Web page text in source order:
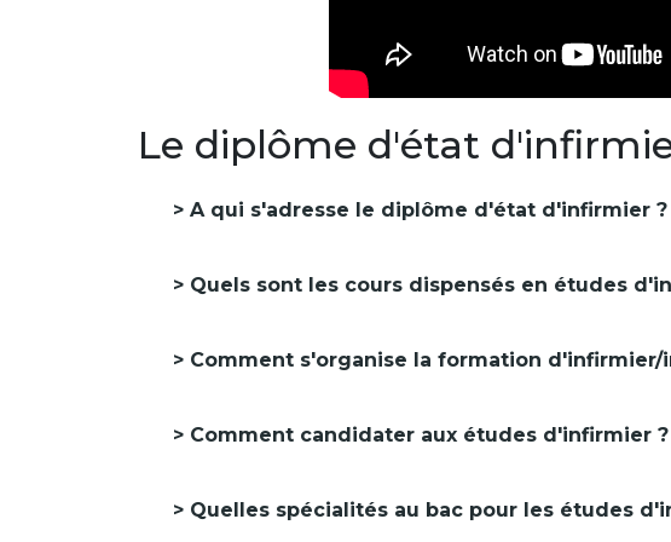
Le diplôme d'état
A qui s'adresse le diplôme d'état d'infirmier ?
Quels sont les cours dispensés en études
Comment s'organise la formation d'infirmier/
Comment candidater aux études d'infirmier ?
Quelles spécialités au bac pour les études